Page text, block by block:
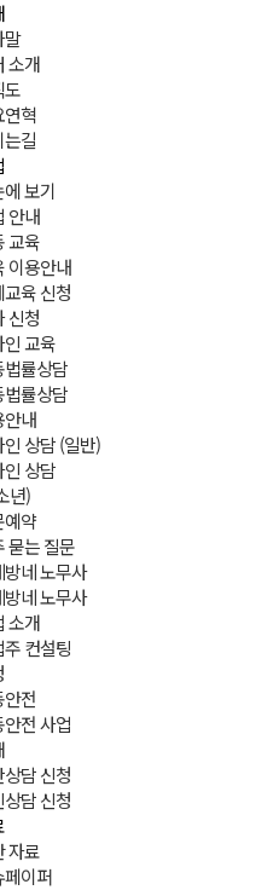
말
소개
도
연혁
길
에 보기
안내
교육
이용안내
교육 신청
신청
교육
법률상담
법률상담
안내
상담 (일반)
상담
년)
예약
묻는 질문
네 노무사
네 노무사
소개
컨설팅
전
전 사업
상담 신청
담 신청
자료
페이퍼